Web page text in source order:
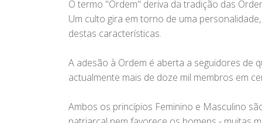
O termo "Ordem" deriva da tradição das
Um culto gira em torno de uma
destas características.
A adesão à Ordem é aberta a seguidores de
actualmente mais de doze mil membros em
Ambos os princípios Feminino e Masculino